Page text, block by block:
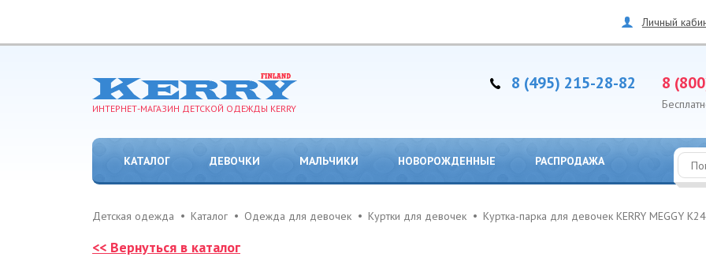
Личный
ИНТЕРНЕТ-МАГАЗИН ДЕТСКОЙ ОДЕЖДЫ KERRY
8 (495) 215-28-82 8
КАТАЛОГ ДЕВОЧКИ МАЛЬЧИКИ НОВОРОЖДЕННЫЕ РАСПРОДАЖА
Детская одежда Каталог Одежда для девочек Куртки для девочек Куртка-парка для девочек KERRY MEGGY
<< Вернуться в каталог